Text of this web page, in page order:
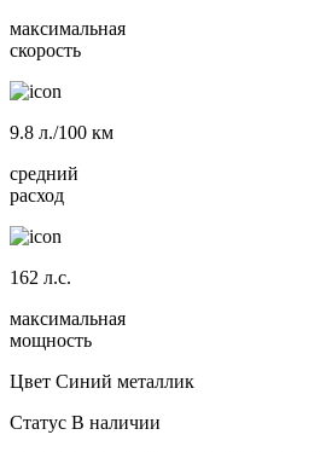
максимальная
скорость
9.8 л./100 км
средний
расход
162 л.с.
максимальная
мощность
Цвет Синий металлик
Статус В наличии